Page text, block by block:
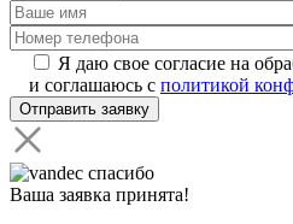
Я даю свое согласие на
и соглашаюсь с политикой
Ваша заявка принята!